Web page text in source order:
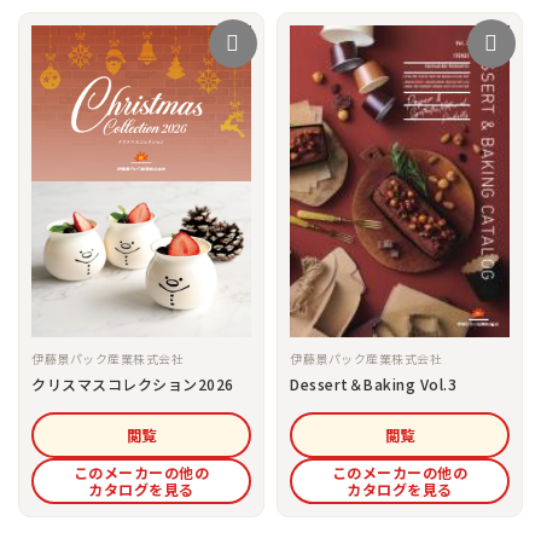
伊藤景パック産業株式会社
クリスマスコレクション2026
閲覧
このメーカーの他の
カタログを見る
伊藤景パック産業株式会社
Dessert＆Baking Vol.3
閲覧
このメーカーの他の
カタログを見る